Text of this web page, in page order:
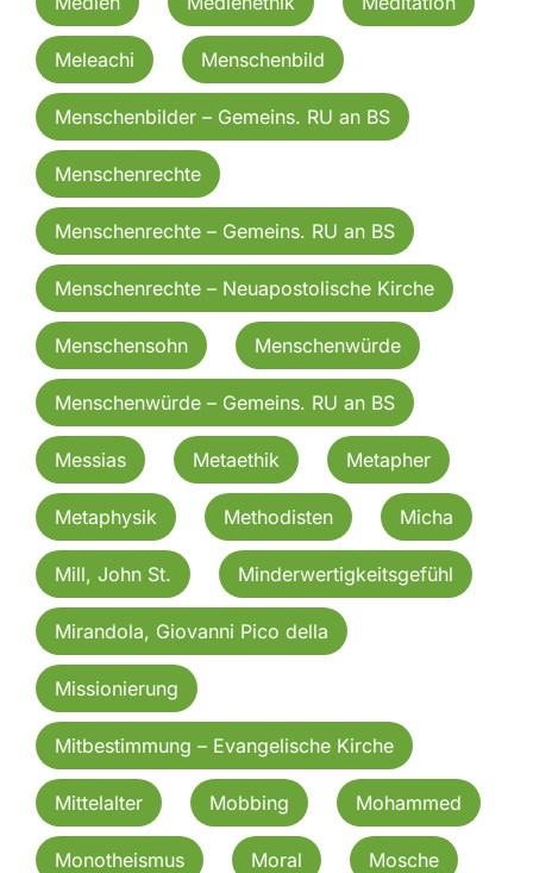
Meleachi Menschenbild
Menschenbilder – Gemeins. RU an BS
Menschenrechte
Menschenrechte – Gemeins. RU an BS
Menschenrechte – Neuapostolische Kirche
Menschensohn Menschenwürde
Menschenwürde – Gemeins. RU an BS
Messias Metaethik Metapher
Metaphysik Methodisten Micha
Mill, John St. Minderwertigkeitsgefühl
Mirandola, Giovanni Pico della
Missionierung
Mitbestimmung – Evangelische Kirche
Mittelalter Mobbing Mohammed
Monotheismus Moral Mosche